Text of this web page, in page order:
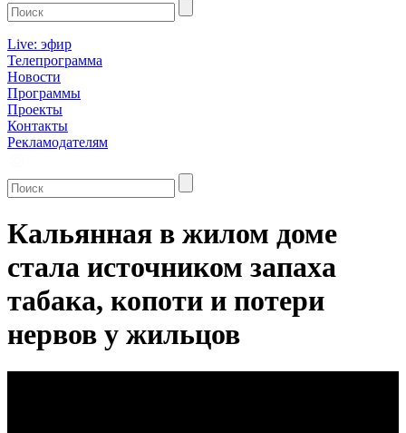
Live: эфир
Телепрограмма
Новости
Программы
Проекты
Контакты
Рекламодателям
Кальянная в жилом доме
стала источником запаха
табака, копоти и потери
нервов у жильцов